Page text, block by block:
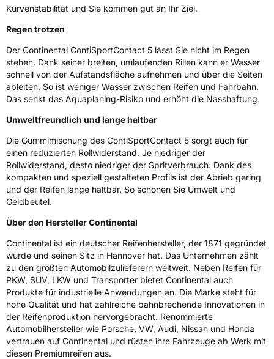
Kurvenstabilität und Sie kommen gut an Ihr Ziel.
Regen trotzen
Der Continental ContiSportContact 5 lässt Sie nicht im Regen
stehen. Dank seiner breiten, umlaufenden Rillen kann er Wasser
schnell von der Aufstandsfläche aufnehmen und über die Seiten
ableiten. So ist weniger Wasser zwischen Reifen und Fahrbahn.
Das senkt das Aquaplaning-Risiko und erhöht die Nasshaftung.
Umweltfreundlich und lange haltbar
Die Gummimischung des ContiSportContact 5 sorgt auch für
einen reduzierten Rollwiderstand. Je niedriger der
Rollwiderstand, desto niedriger der Spritverbrauch. Dank des
kompakten und speziell gestalteten Profils ist der Abrieb gering
und der Reifen lange haltbar. So schonen Sie Umwelt und
Geldbeutel.
Über den Hersteller Continental
Continental ist ein deutscher Reifenhersteller, der 1871 gegründet
wurde und seinen Sitz in Hannover hat. Das Unternehmen zählt
zu den größten Automobilzulieferern weltweit. Neben Reifen für
PKW, SUV, LKW und Transporter bietet Continental auch
Produkte für industrielle Anwendungen an. Die Marke steht für
hohe Qualität und hat zahlreiche bahnbrechende Innovationen in
der Reifenproduktion hervorgebracht. Renommierte
Automobilhersteller wie Porsche, VW, Audi, Nissan und Honda
vertrauen auf Continental und rüsten ihre Fahrzeuge ab Werk mit
diesen Premiumreifen aus.